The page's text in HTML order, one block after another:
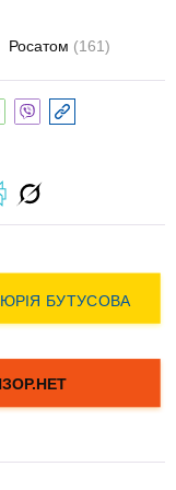
Росатом (161)